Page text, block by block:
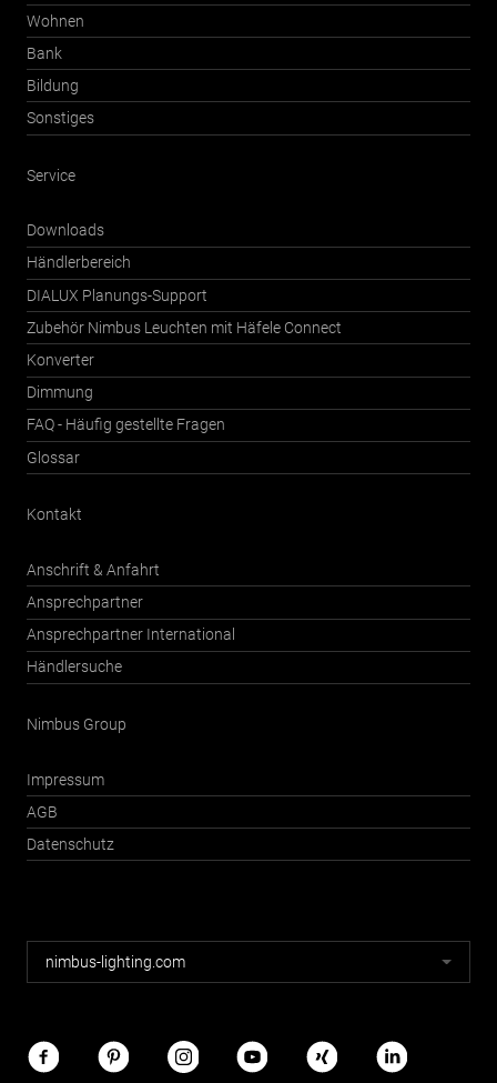
Wohnen
Bank
Bildung
Sonstiges
Service
Downloads
Händlerbereich
DIALUX Planungs-Support
Zubehör Nimbus Leuchten mit Häfele Connect
Konverter
Dimmung
FAQ - Häufig gestellte Fragen
Glossar
Kontakt
Anschrift & Anfahrt
Ansprechpartner
Ansprechpartner International
Händlersuche
Nimbus Group
Impressum
AGB
Datenschutz
Nimbus
Webseiten
nimbus-lighting.com
Nimbus
im